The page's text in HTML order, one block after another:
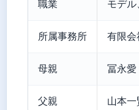
職業 モデ
所属事務所 有限
母親 冨永愛
父親 山本一